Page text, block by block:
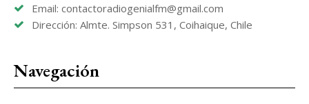
Email: contactoradiogenialfm@gmail.com
Dirección: Almte. Simpson 531, Coihaique, Chile
Navegación